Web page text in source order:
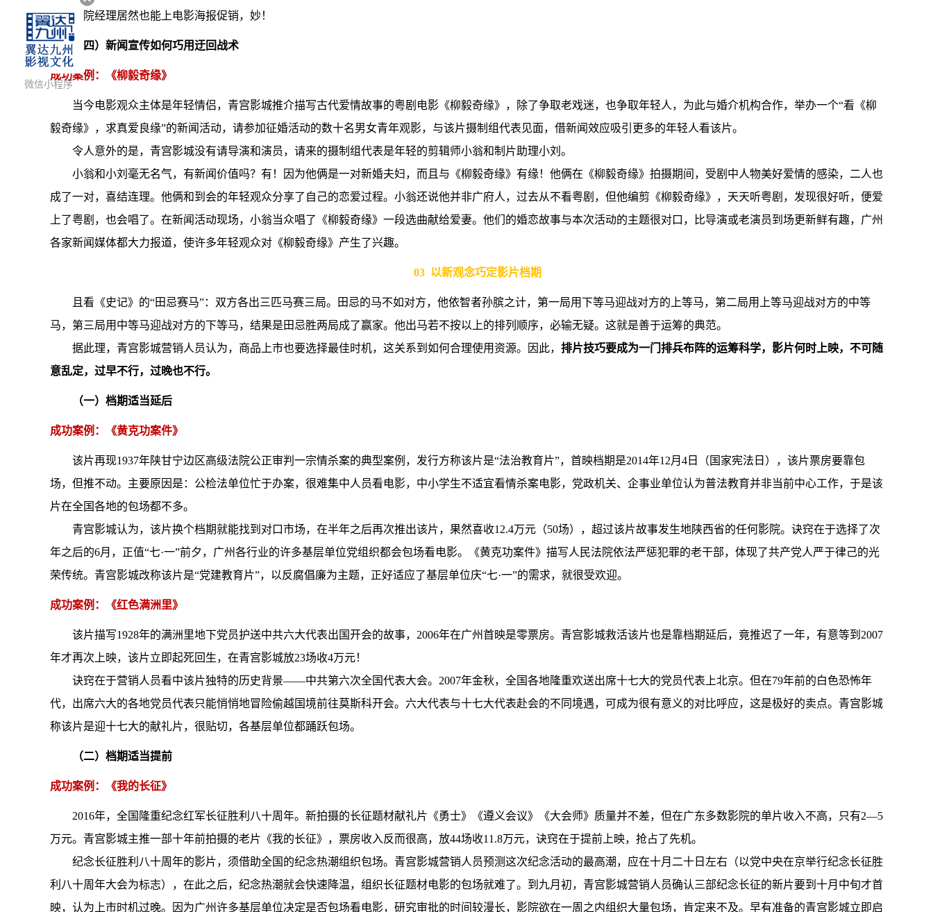
影院经理居然也能上电影海报促销，妙！
（四）新闻宣传如何巧用迂回战术
成功案例：《柳毅奇缘》
当今电影观众主体是年轻情侣，青宫影城推介描写古代爱情故事的粤剧电影《柳毅奇缘》，除了争取老戏迷，也争取年轻人，为此与婚介机构合作，举办一个“看《柳
毅奇缘》，求真爱良缘”的新闻活动，请参加征婚活动的数十名男女青年观影，与该片摄制组代表见面，借新闻效应吸引更多的年轻人看该片。
令人意外的是，青宫影城没有请导演和演员，请来的摄制组代表是年轻的剪辑师小翁和制片助理小刘。
小翁和小刘毫无名气，有新闻价值吗？有！因为他俩是一对新婚夫妇，而且与《柳毅奇缘》有缘！他俩在《柳毅奇缘》拍摄期间，受剧中人物美好爱情的感染，二人也
成了一对，喜结连理。他俩和到会的年轻观众分享了自己的恋爱过程。小翁还说他并非广府人，过去从不看粤剧，但他编剪《柳毅奇缘》，天天听粤剧，发现很好听，便爱
上了粤剧，也会唱了。在新闻活动现场，小翁当众唱了《柳毅奇缘》一段选曲献给爱妻。他们的婚恋故事与本次活动的主题很对口，比导演或老演员到场更新鲜有趣，广州
各家新闻媒体都大力报道，使许多年轻观众对《柳毅奇缘》产生了兴趣。
03 以新观念巧定影片档期
且看《史记》的“田忌赛马”：双方各出三匹马赛三局。田忌的马不如对方，他依智者孙膑之计，第一局用下等马迎战对方的上等马，第二局用上等马迎战对方的中等
马，第三局用中等马迎战对方的下等马，结果是田忌胜两局成了赢家。他出马若不按以上的排列顺序，必输无疑。这就是善于运筹的典范。
据此理，青宫影城营销人员认为，商品上市也要选择最佳时机，这关系到如何合理使用资源。因此， 排片技巧要成为一门排兵布阵的运筹科学，影片何时上映，不可随
意乱定，过早不行，过晚也不行。
（一）档期适当延后
成功案例：《黄克功案件》
该片再现1937年陕甘宁边区高级法院公正审判一宗情杀案的典型案例，发行方称该片是“法治教育片”，首映档期是2014年12月4日（国家宪法日），该片票房要靠包
场，但推不动。主要原因是：公检法单位忙于办案，很难集中人员看电影，中小学生不适宜看情杀案电影，党政机关、企事业单位认为普法教育并非当前中心工作，于是该
片在全国各地的包场都不多。
青宫影城认为，该片换个档期就能找到对口市场，在半年之后再次推出该片，果然喜收12.4万元（50场），超过该片故事发生地陕西省的任何影院。诀窍在于选择了次
年之后的6月，正值“七·一”前夕，广州各行业的许多基层单位党组织都会包场看电影。《黄克功案件》描写人民法院依法严惩犯罪的老干部，体现了共产党人严于律己的光
荣传统。青宫影城改称该片是“党建教育片”，以反腐倡廉为主题，正好适应了基层单位庆“七·一”的需求，就很受欢迎。
成功案例：《红色满洲里》
该片描写1928年的满洲里地下党员护送中共六大代表出国开会的故事，2006年在广州首映是零票房。青宫影城救活该片也是靠档期延后，竟推迟了一年，有意等到2007
年才再次上映，该片立即起死回生，在青宫影城放23场收4万元！
诀窍在于营销人员看中该片独特的历史背景——中共第六次全国代表大会。2007年金秋，全国各地隆重欢送出席十七大的党员代表上北京。但在79年前的白色恐怖年
代，出席六大的各地党员代表只能悄悄地冒险偷越国境前往莫斯科开会。六大代表与十七大代表赴会的不同境遇，可成为很有意义的对比呼应，这是极好的卖点。青宫影城
称该片是迎十七大的献礼片，很贴切，各基层单位都踊跃包场。
（二）档期适当提前
成功案例：《我的长征》
2016年，全国隆重纪念红军长征胜利八十周年。新拍摄的长征题材献礼片《勇士》《遵义会议》《大会师》质量并不差，但在广东多数影院的单片收入不高，只有2—5
万元。青宫影城主推一部十年前拍摄的老片《我的长征》，票房收入反而很高，放44场收11.8万元，诀窍在于提前上映，抢占了先机。
纪念长征胜利八十周年的影片，须借助全国的纪念热潮组织包场。青宫影城营销人员预测这次纪念活动的最高潮，应在十月二十日左右（以党中央在京举行纪念长征胜
利八十周年大会为标志），在此之后，纪念热潮就会快速降温，组织长征题材电影的包场就难了。到九月初，青宫影城营销人员确认三部纪念长征的新片要到十月中旬才首
映，认为上市时机过晚。因为广州许多基层单位决定是否包场看电影，研究审批的时间较漫长，影院欲在一周之内组织大量包场，肯定来不及。早有准备的青宫影城立即启
微信小程序